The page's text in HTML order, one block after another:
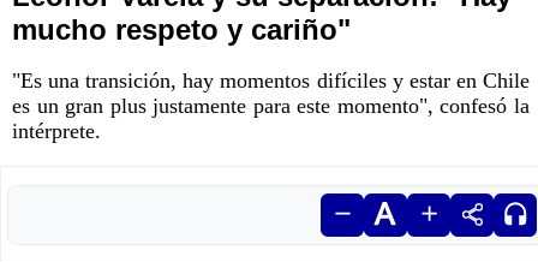
mucho respeto y cariño"
"Es una transición, hay momentos difíciles y estar en Chile
es un gran plus justamente para este momento", confesó la
intérprete.